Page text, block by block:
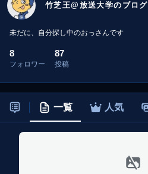
竹芝王@放送大学のブログ
未だに、自分探し中のおっさんです
8
フォロワー
87
投稿
一覧 人気